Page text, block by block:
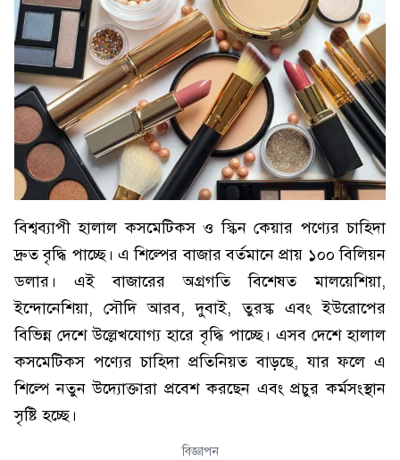
বিশ্বব্যাপী হালাল কসমেটিকস ও স্কিন কেয়ার পণ্যের চাহিদা
দ্রুত বৃদ্ধি পাচ্ছে। এ শিল্পের বাজার বর্তমানে প্রায় ১০০ বিলিয়ন
ডলার। এই বাজারের অগ্রগতি বিশেষত মালয়েশিয়া,
ইন্দোনেশিয়া, সৌদি আরব, দুবাই, তুরস্ক এবং ইউরোপের
বিভিন্ন দেশে উল্লেখযোগ্য হারে বৃদ্ধি পাচ্ছে। এসব দেশে হালাল
কসমেটিকস পণ্যের চাহিদা প্রতিনিয়ত বাড়ছে, যার ফলে এ
শিল্পে নতুন উদ্যোক্তারা প্রবেশ করছেন এবং প্রচুর কর্মসংস্থান
সৃষ্টি হচ্ছে।
বিজ্ঞাপন